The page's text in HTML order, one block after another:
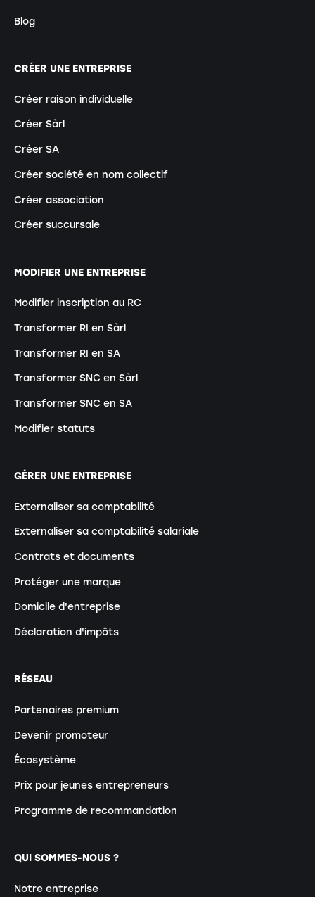
Blog
CRÉER UNE ENTREPRISE
Créer raison individuelle
Créer Sàrl
Créer SA
Créer société en nom collectif
Créer association
Créer succursale
MODIFIER UNE ENTREPRISE
Modifier inscription au RC
Transformer RI en Sàrl
Transformer RI en SA
Transformer SNC en Sàrl
Transformer SNC en SA
Modifier statuts
GÉRER UNE ENTREPRISE
Externaliser sa comptabilité
Externaliser sa comptabilité salariale
Contrats et documents
Protéger une marque
Domicile d'entreprise
Déclaration d'impôts
RÉSEAU
Partenaires premium
Devenir promoteur
Écosystème
Prix pour jeunes entrepreneurs
Programme de recommandation
QUI SOMMES-NOUS ?
Notre entreprise